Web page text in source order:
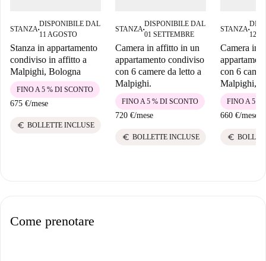
STANZA■
DISPONIBILE DAL
11 AGOSTO
Stanza in appartamento
condiviso in affitto a
Malpighi, Bologna
675 €/mese
FINO A 5 % DI SCONTO
euro BOLLETTE INCLUSE
STANZA■
DISPONIBILE DAL
01 SETTEMBRE
Camera in affitto in un
appartamento condiviso
con 6 camere da letto a
Malpighi.
720 €/mese
FINO A 5 % DI SCONTO
euro BOLLETTE INCLUSE
STANZA■
12
Camera in
con 6
Malpighi,
660 €/mese
FINO A 5 %
euro
Come prenotare